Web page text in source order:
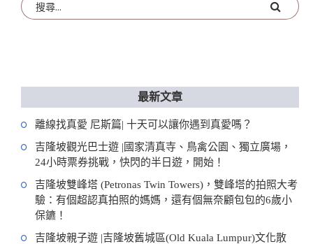
最新文章
離線找真愛 尼斯篇| 十天可以讓你遇到真愛嗎？
吉隆坡觀光巴士遊 |國家清真寺、鳥禽公園、獨立廣場，
24小時票券挑戰，快閃的半日遊，開始！
吉隆坡雙峰塔 (Petronas Twin Towers)，雙峰塔的拍照大考
驗：有個超認真拍照的媽媽，還有個無奈顧包包的6歲小
保鑣！
吉隆坡親子遊 |吉隆坡舊城區(Old Kuala Lumpur)文化散